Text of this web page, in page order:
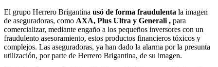
El grupo Herrero Brigantina usó de forma fraudulenta la imagen
de aseguradoras, como AXA, Plus Ultra y Generali , para
comercializar, mediante engaño a los pequeños inversores con un
fraudulento asesoramiento, estos productos financieros tóxicos y
complejos. Las aseguradoras, ya han dado la alarma por la presunta
utilización, por parte de Herrero Brigantina, de su imagen.